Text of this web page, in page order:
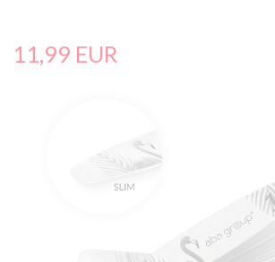
11,99 EUR